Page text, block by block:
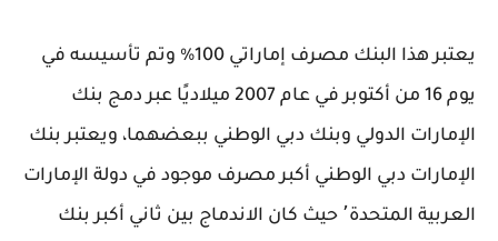
يعتبر هذا البنك مصرف إماراتي 100% وتم تأسيسه في
يوم 16 من أكتوبر في عام 2007 ميلاديًا عبر دمج بنك
الإمارات الدولي وبنك دبي الوطني ببعضهما، ويعتبر بنك
الإمارات دبي الوطني أكبر مصرف موجود في دولة الإمارات
العربية المتحدة٬ حيث كان الاندماج بين ثاني أكبر بنك